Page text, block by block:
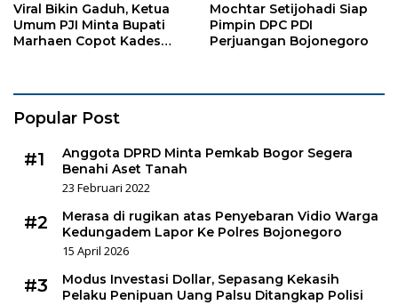
Viral Bikin Gaduh, Ketua
Umum PJI Minta Bupati
Marhaen Copot Kades
Mochtar Setijohadi Siap
Pimpin DPC PDI
Perjuangan Bojonegoro
Popular Post
#1
Anggota DPRD Minta Pemkab Bogor Segera
Benahi Aset Tanah
23 Februari 2022
#2
Merasa di rugikan atas Penyebaran Vidio Warga
Kedungadem Lapor Ke Polres Bojonegoro
15 April 2026
#3
Modus Investasi Dollar, Sepasang Kekasih
Pelaku Penipuan Uang Palsu Ditangkap Polisi